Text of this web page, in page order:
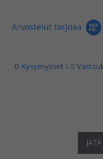
Arvostelut tarjoaa
0 Kysymykset \ 0